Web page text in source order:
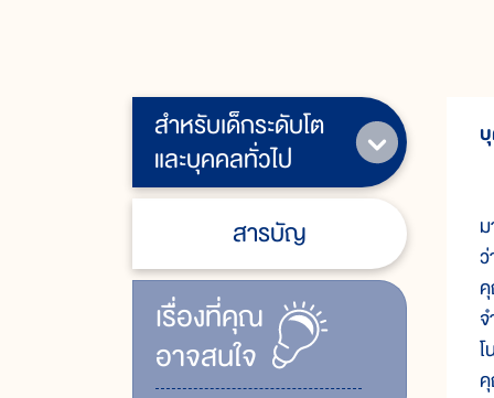
สำหรับเด็กระดับโต
และบุคคลทั่วไป
สารบัญ
เรื่ิองที่คุณ
อาจสนใจ